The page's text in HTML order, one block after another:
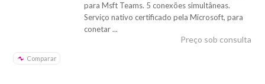
para Msft Teams. 5 conexões simultâneas.
Serviço nativo certificado pela Microsoft, para
conetar ...
Comparar
Preço sob consulta